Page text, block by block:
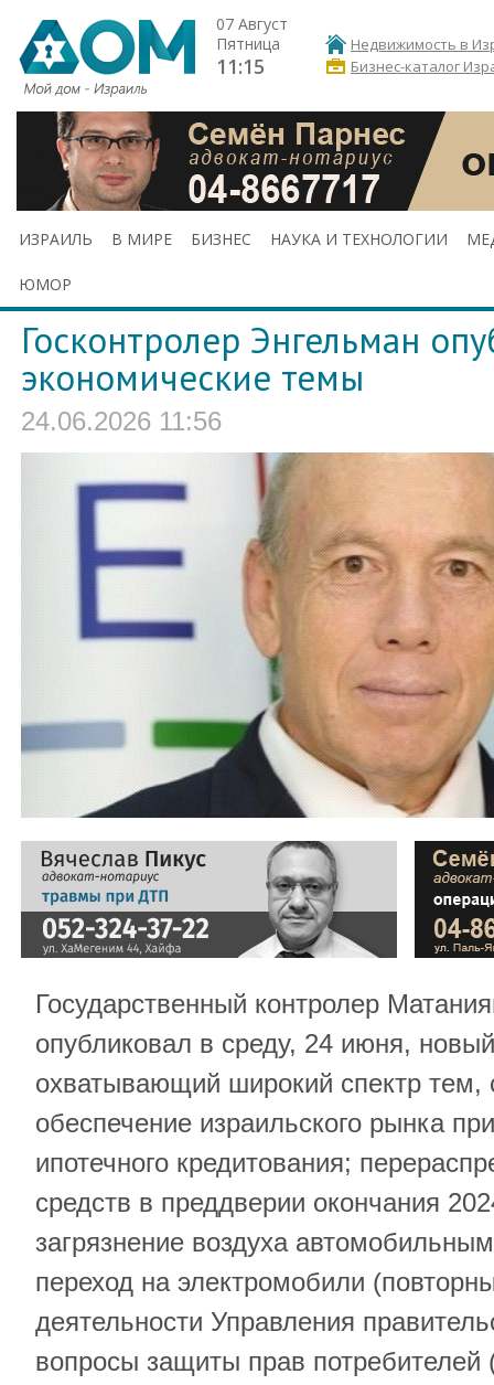
07 Август
Пятница
11:15
Недвижимость в
Бизнес-каталог
ИЗРАИЛЬ В МИРЕ БИЗНЕС НАУКА И ТЕХНОЛОГИИ
ЮМОР
Госконтролер Энгельман
экономические темы
24.06.2026 11:56
Государственный контролер
опубликовал в среду, 24 июня,
охватывающий широкий спектр тем,
обеспечение израильского рынка
ипотечного кредитования;
средств в преддверии окончания
загрязнение воздуха
переход на электромобили
деятельности Управления
вопросы защиты прав потребителей